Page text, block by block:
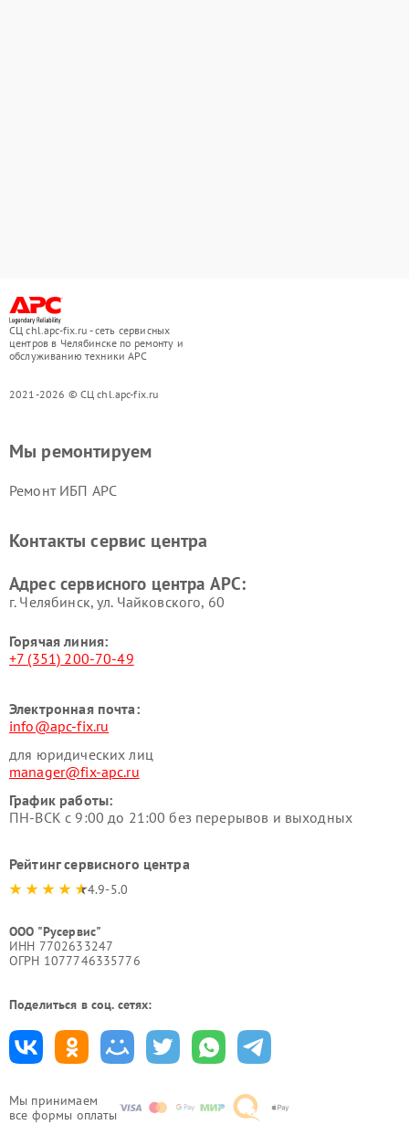
СЦ chl.apc-fix.ru - сеть сервисных
центров в Челябинске по ремонту и
обслуживанию техники APC
2021-2026 © СЦ chl.apc-fix.ru
Мы принимаем
все формы оплаты
Мы ремонтируем
Ремонт ИБП APC
Контакты сервис центра
Адрес сервисного центра APC:
г. Челябинск, ул. Чайковского, 60
Горячая линия:
+7 (351) 200-70-49
Электронная почта:
info@apc-fix.ru
для юридических лиц
manager@fix-apc.ru
График работы:
ПН-ВСК с 9:00 до 21:00 без перерывов и выходных
Рейтинг сервисного центра
4.9-5.0
ООО "Русервис"
ИНН 7702633247
ОГРН 1077746335776
Поделиться в соц. сетях: